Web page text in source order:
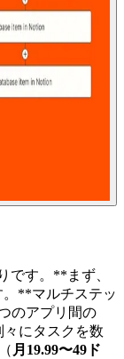
です。**まず、
。**マルチステッ
のアプリ間の
々にタスクを数
月19.99〜49ド